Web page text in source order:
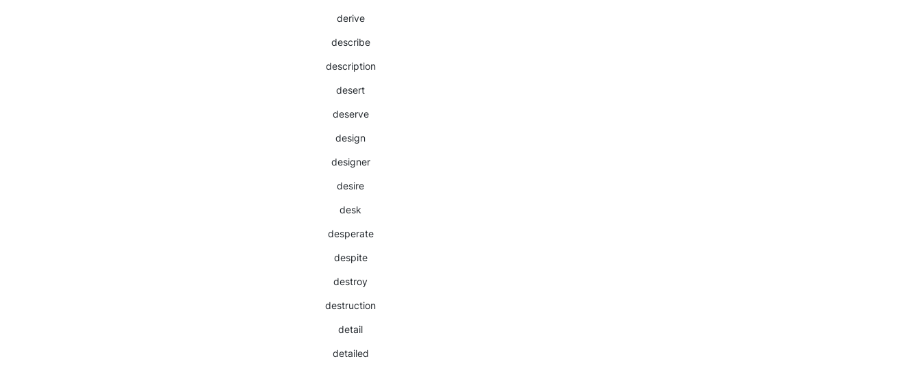
derive
describe
description
desert
deserve
design
designer
desire
desk
desperate
despite
destroy
destruction
detail
detailed